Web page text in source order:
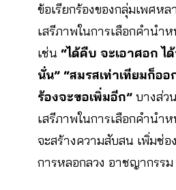
ข้อเรียกร้องของกลุ่มเพศห
เสรีภาพในการเลือกคำนำ
เช่น “ได้คืบ จะเอาศอก ไ
นั่น” “สมรสเท่าเทียมก็อ
ร้องจะขอเพิ่มอีก” บางส่ว
เสรีภาพในการเลือกคำนำ
จะสร้างความสับสน เพิ่มช่
การหลอกลวง อาชญากรรม